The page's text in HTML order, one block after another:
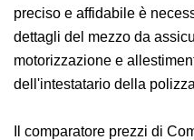
preciso e affidabile è
dettagli del mezzo da
motorizzazione e
dell'intestatario della
Il comparatore prezzi di